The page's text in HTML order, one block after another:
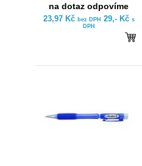
na dotaz odpovíme
23,97 Kč bez DPH 29,- Kč s
DPH